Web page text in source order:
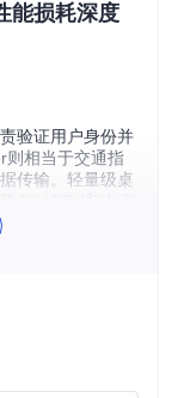
能损耗深度
验证用户身份并
则相当于交通指
传输。轻量级桌